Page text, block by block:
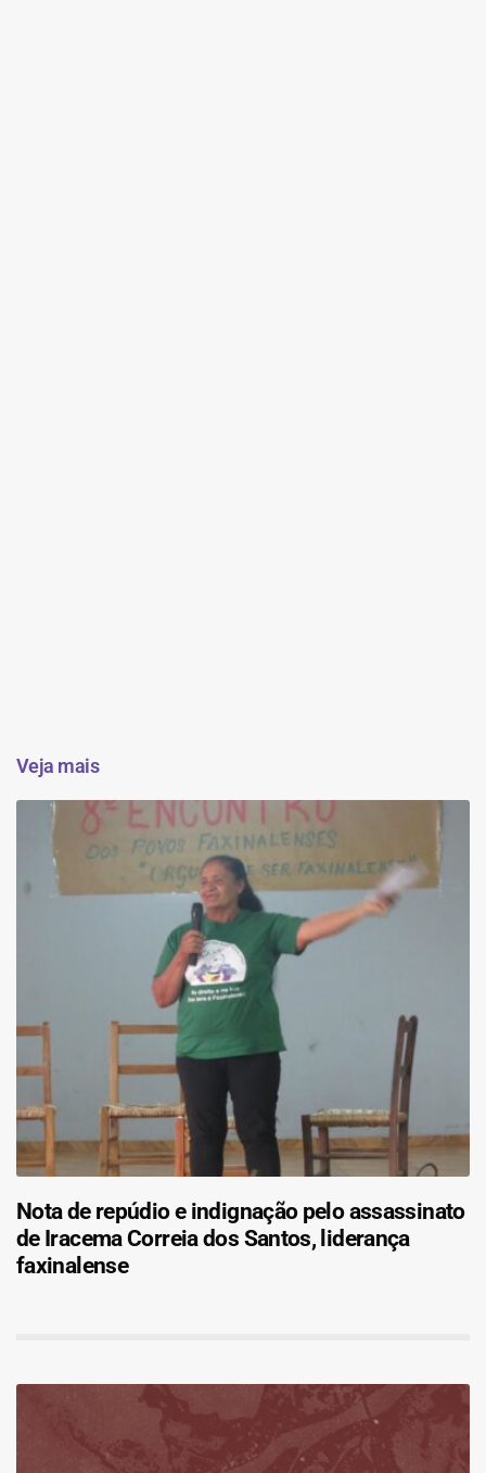
Veja mais
Nota de repúdio e indignação pelo assassinato
de Iracema Correia dos Santos, liderança
faxinalense